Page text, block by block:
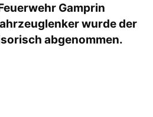
Gamprin
wurde der
abgenommen.